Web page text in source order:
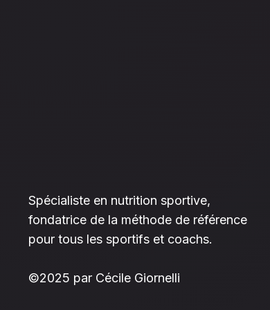
Spécialiste en nutrition sportive,
fondatrice de la méthode de référence
pour tous les sportifs et coachs.
©2025 par Cécile Giornelli